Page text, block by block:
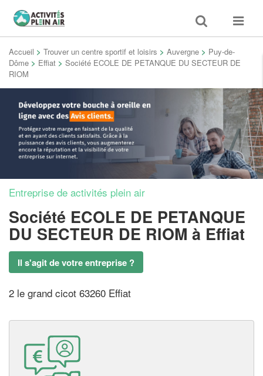
Toggle
search
Toggle
Accueil > Trouver un centre sportif et loisirs > Auvergne > Puy-de-
Dôme > Effiat > Société ECOLE DE PETANQUE DU SECTEUR DE
RIOM
Entreprise de activités plein air
Société ECOLE DE PETANQUE
DU SECTEUR DE RIOM à Effiat
Il s'agit de votre entreprise ?
2 le grand cicot 63260 Effiat